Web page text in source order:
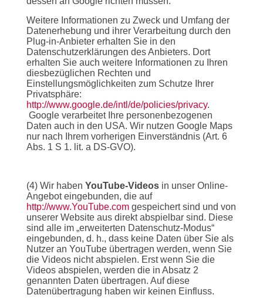
Weitere Informationen zu Zweck und Umfang der
Datenerhebung und ihrer Verarbeitung durch den
Plug-in-Anbieter erhalten Sie in den
Datenschutzerklärungen des Anbieters. Dort
erhalten Sie auch weitere Informationen zu Ihren
diesbezüglichen Rechten und
Einstellungsmöglichkeiten zum Schutze Ihrer
Privatsphäre:
http://www.google.de/intl/de/policies/privacy.
Google verarbeitet Ihre personenbezogenen
Daten auch in den USA. Wir nutzen Google Maps
nur nach Ihrem vorherigen Einverständnis (Art. 6
Abs. 1 S 1. lit. a DS-GVO).
(4) Wir haben YouTube-Videos in unser Online-
Angebot eingebunden, die auf
http://www.YouTube.com gespeichert sind und von
unserer Website aus direkt abspielbar sind. Diese
sind alle im „erweiterten Datenschutz-Modus“
eingebunden, d. h., dass keine Daten über Sie als
Nutzer an YouTube übertragen werden, wenn Sie
die Videos nicht abspielen. Erst wenn Sie die
Videos abspielen, werden die in Absatz 2
genannten Daten übertragen. Auf diese
Datenübertragung haben wir keinen Einfluss.